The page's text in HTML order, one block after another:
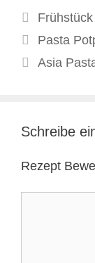
Kategorien
Frühstück
Pasta
Asia
Schreibe
Rezept